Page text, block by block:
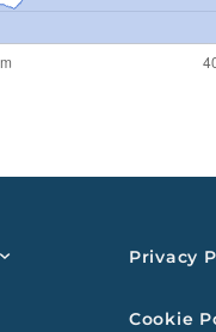
Privacy
Cookie